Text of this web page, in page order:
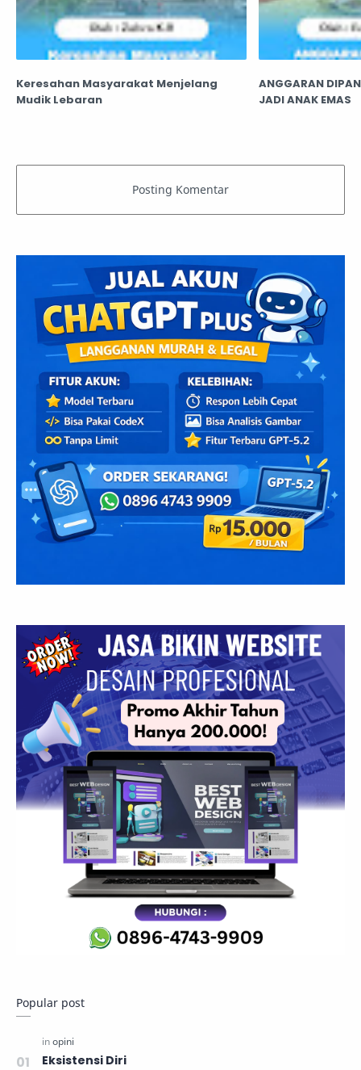
Keresahan Masyarakat Menjelang
Mudik Lebaran
ANGGARAN
JADI ANAK EMAS
Popular post
Eksistensi Diri